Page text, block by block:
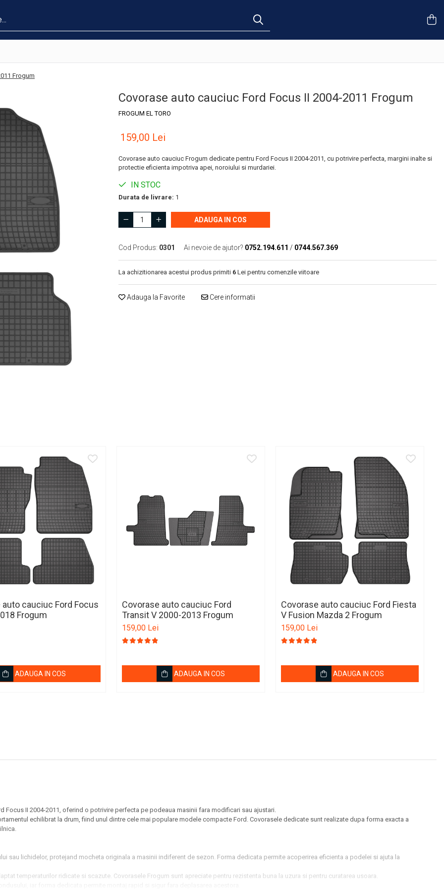
Frogum
Covorase auto cauciuc Ford Focus II 2004-2011 Frogum
FROGUM EL TORO
159,00 Lei
Covorase auto cauciuc Frogum dedicate pentru Ford Focus II 2004-2011, cu potrivire perfecta, margini inalte si
protectie eficienta impotriva apei, noroiului si murdariei.
IN STOC
Durata de livrare: 1
ADAUGA IN COS
Cod Produs: 0301 Ai nevoie de ajutor? 0752.194.611 / 0744.567.369
La achizitionarea acestui produs primiti 6 Lei pentru comenzile viitoare
Adauga la Favorite Cere informatii
auto cauciuc Ford Focus
Frogum
ADAUGA IN COS
Covorase auto cauciuc Ford
Transit V 2000-2013 Frogum
159,00 Lei
ADAUGA IN COS
Covorase auto cauciuc Ford Fiesta
V Fusion Mazda 2 Frogum
159,00 Lei
ADAUGA IN COS
II 2004-2011, oferind o potrivire perfecta pe podeaua masinii fara modificari sau ajustari.
echilibrat la drum, fiind unul dintre cele mai populare modele compacte Ford. Covorasele dedicate sunt realizate dupa forma exacta a
sau lichidelor, protejand mocheta originala a masinii indiferent de sezon. Forma dedicata permite acoperirea eficienta a podelei si ajuta la
temperaturilor ridicate si scazute. Covorasele Frogum sunt apreciate pentru rezistenta buna la uzura si pentru curatarea usoara.